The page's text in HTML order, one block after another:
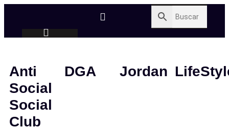
Anti
Social
Social
Club
DGA Jordan